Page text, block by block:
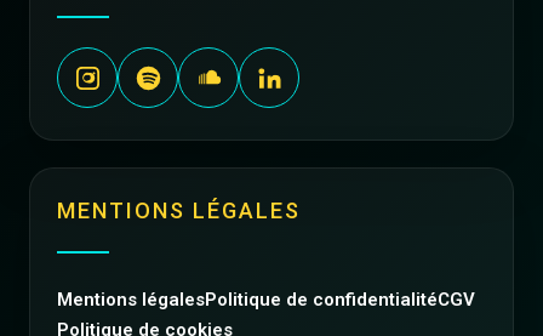
MENTIONS LÉGALES
Mentions légalesPolitique de confidentialitéCGV
Politique de cookies